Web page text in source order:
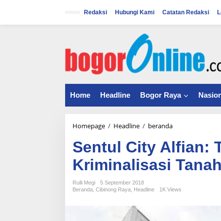
i
Redaksi Hubungi Kami Catatan Redaksi
Home Headline Bogor Raya
Homepage / Headline / beranda
n
t
u
i
Sentul City Alfian:
Kriminalisasi
Rulli Megi
5 September 2018
Beranda Cibinong Raya Headline 1K Views